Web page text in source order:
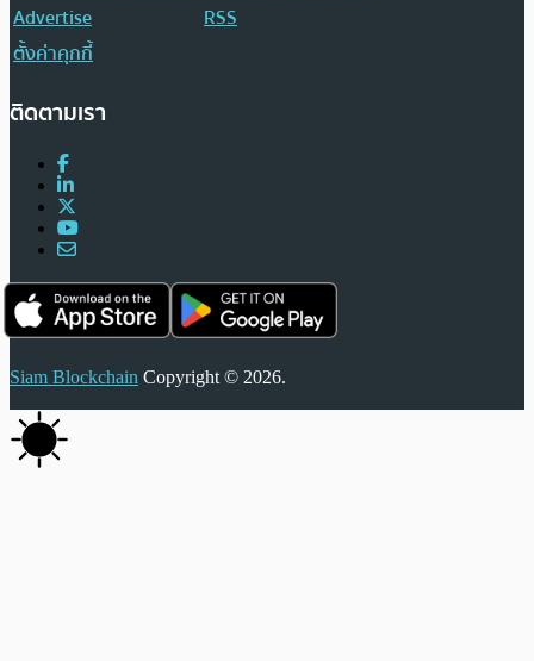
Advertise
RSS
ตั้งค่าคุกกี้
ติดตามเรา
Siam Blockchain Copyright © 2026.